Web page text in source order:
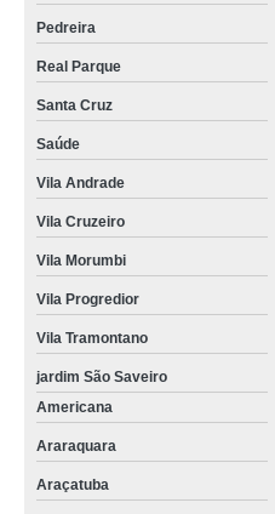
Pedreira
Real Parque
Santa Cruz
Saúde
Vila Andrade
Vila Cruzeiro
Vila Morumbi
Vila Progredior
Vila Tramontano
jardim São Saveiro
Americana
Araraquara
Araçatuba